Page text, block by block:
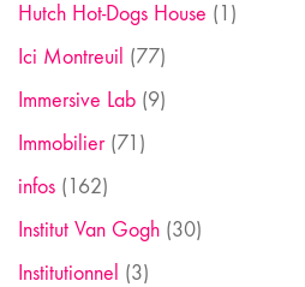
Hutch Hot-Dogs House (1)
Ici Montreuil (77)
Immersive Lab (9)
Immobilier(71)
infos (162)
Institut Van Gogh (30)
Institutionnel (3)